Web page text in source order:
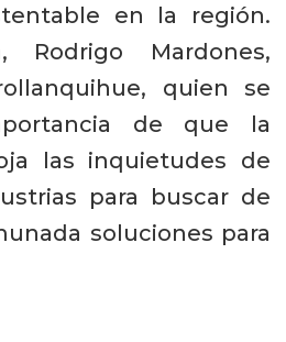
en la región.
Rodrigo Mardones,
quien se
de que la
las inquietudes de
para buscar de
soluciones para